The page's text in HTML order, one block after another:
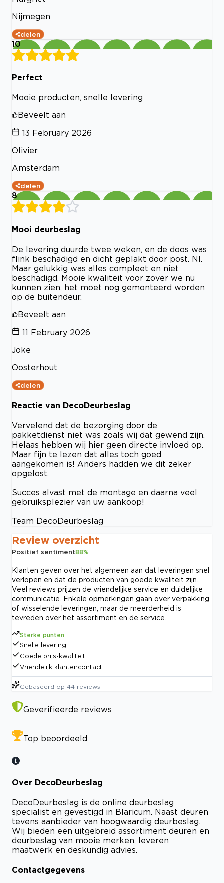
Nijmegen
delen
10
Perfect
Mooie producten, snelle levering
Beveelt aan
13 February 2026
Olivier
Amsterdam
delen
8
Mooi deurbeslag
De levering duurde twee weken, en de doos was
flink beschadigd en dicht geplakt door post. Nl.
Maar gelukkig was alles compleet en niet
beschadigd. Mooie kwaliteit voor zover we nu
kunnen zien, het moet nog gemonteerd worden
op de buitendeur.
Beveelt aan
11 February 2026
Joke
Oosterhout
delen
Reactie van DecoDeurbeslag
Vervelend dat de bezorging door de
pakketdienst niet was zoals wij dat gewend zijn.
Helaas hebben wij hier geen directe invloed op.
Maar fijn te lezen dat alles toch goed
aangekomen is! Anders hadden we dit zeker
opgelost.
Succes alvast met de montage en daarna veel
gebruiksplezier van uw aankoop!
Team DecoDeurbeslag
Review overzicht
Positief sentiment88%
Klanten geven over het algemeen aan dat leveringen snel
verlopen en dat de producten van goede kwaliteit zijn.
Veel reviews prijzen de vriendelijke service en duidelijke
communicatie. Enkele opmerkingen gaan over verpakking
of wisselende leveringen, maar de meerderheid is
tevreden over het assortiment en de service.
Sterke punten
Snelle levering
Goede prijs-kwaliteit
Vriendelijk klantencontact
Gebaseerd op 44 reviews
Geverifieerde reviews
Top beoordeeld
Over DecoDeurbeslag
DecoDeurbeslag is de online deurbeslag
specialist en gevestigd in Blaricum. Naast deuren
tevens aanbieder van hoogwaardig deurbeslag.
Wij bieden een uitgebreid assortiment deuren en
deurbeslag van mooie merken, leveren
maatwerk en deskundig advies.
Contactgegevens